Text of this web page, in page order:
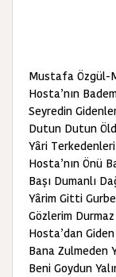
Mustafa Özgül-
Hosta’nın
Seyredin
Dutun Dutun
Yâri Terkedenleri
Hosta’nın Önü
Başı Dumanlı
Yârim Gitti
Gözlerim
Hosta’dan
Bana Zulmeden
Beni Goydun